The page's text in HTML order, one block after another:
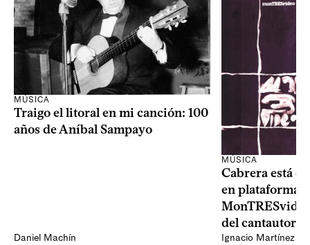
MÚSICA
Traigo el litoral en mi canción: 100
años de Aníbal Sampayo
Daniel Machín
MÚSICA
Cabrera está
en plataformas
del cantautor
Ignacio Martínez